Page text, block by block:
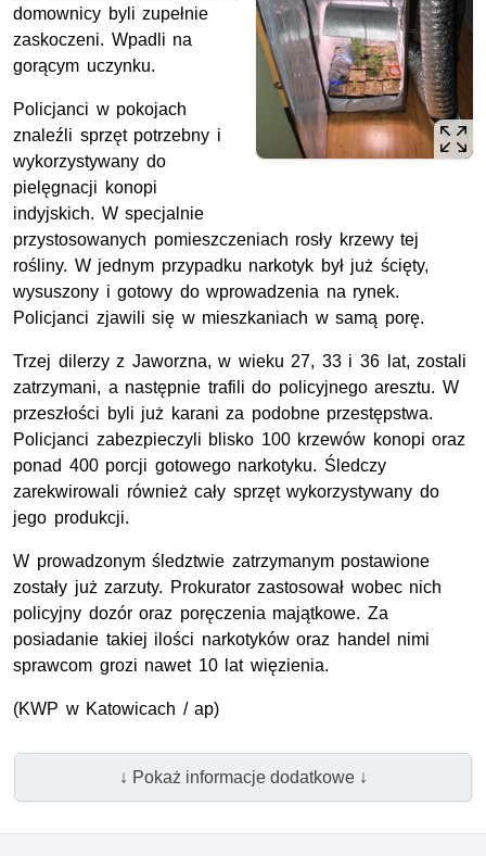
domownicy byli zupełnie
zaskoczeni. Wpadli na
gorącym uczynku.
Policjanci w pokojach
znaleźli sprzęt potrzebny i
wykorzystywany do
pielęgnacji konopi
indyjskich. W specjalnie
przystosowanych pomieszczeniach rosły krzewy tej
rośliny. W jednym przypadku narkotyk był już ścięty,
wysuszony i gotowy do wprowadzenia na rynek.
Policjanci zjawili się w mieszkaniach w samą porę.
Trzej dilerzy z Jaworzna, w wieku 27, 33 i 36 lat, zostali
zatrzymani, a następnie trafili do policyjnego aresztu. W
przeszłości byli już karani za podobne przestępstwa.
Policjanci zabezpieczyli blisko 100 krzewów konopi oraz
ponad 400 porcji gotowego narkotyku. Śledczy
zarekwirowali również cały sprzęt wykorzystywany do
jego produkcji.
W prowadzonym śledztwie zatrzymanym postawione
zostały już zarzuty. Prokurator zastosował wobec nich
policyjny dozór oraz poręczenia majątkowe. Za
posiadanie takiej ilości narkotyków oraz handel nimi
sprawcom grozi nawet 10 lat więzienia.
(KWP w Katowicach / ap)
↓ Pokaż informacje dodatkowe ↓